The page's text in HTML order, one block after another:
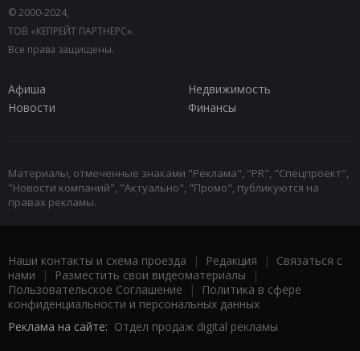
© 2000-2024,
ТОВ «КЕПРЕЙТ ПАРТНЕРС».
Все права защищены.
Афиша
Недвижимость
Новости
Финансы
Материалы, отмеченные знаками "Реклама", "PR", "Спецпроект",
"Новости компаний", "Актуально", "Промо", публикуются на
правах рекламы.
Наши контакты и схема проезда | Редакция | Связаться с
нами | Разместить свои видеоматериалы |
Пользовательское Соглашение |
Политика в сфере
конфиденциальности и персональных данных
Реклама на сайте: Отдел продаж digital рекламы